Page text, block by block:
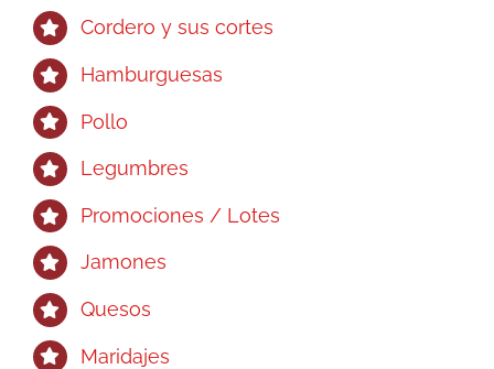
producto
Cordero y sus cortes
Hamburguesas
Pollo
Legumbres
Promociones / Lotes
Jamones
Quesos
Maridajes